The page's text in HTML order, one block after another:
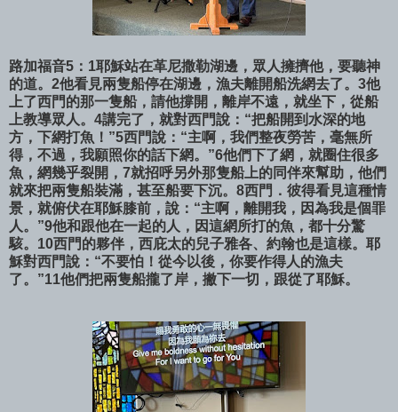
路加福音5：1耶穌站在革尼撒勒湖邊，眾人擁擠他，要聽神
的道。2他看見兩隻船停在湖邊，漁夫離開船洗網去了。3他
上了西門的那一隻船，請他撐開，離岸不遠，就坐下，從船
上教導眾人。4講完了，就對西門說：“把船開到水深的地
方，下網打魚！”5西門說：“主啊，我們整夜勞苦，毫無所
得，不過，我願照你的話下網。”6他們下了網，就圈住很多
魚，網幾乎裂開，7就招呼另外那隻船上的同伴來幫助，他們
就來把兩隻船裝滿，甚至船要下沉。8西門．彼得看見這種情
景，就俯伏在耶穌膝前，說：“主啊，離開我，因為我是個罪
人。”9他和跟他在一起的人，因這網所打的魚，都十分驚
駭。10西門的夥伴，西庇太的兒子雅各、約翰也是這樣。耶
穌對西門說：“不要怕！從今以後，你要作得人的漁夫
了。”11他們把兩隻船攏了岸，撇下一切，跟從了耶穌。